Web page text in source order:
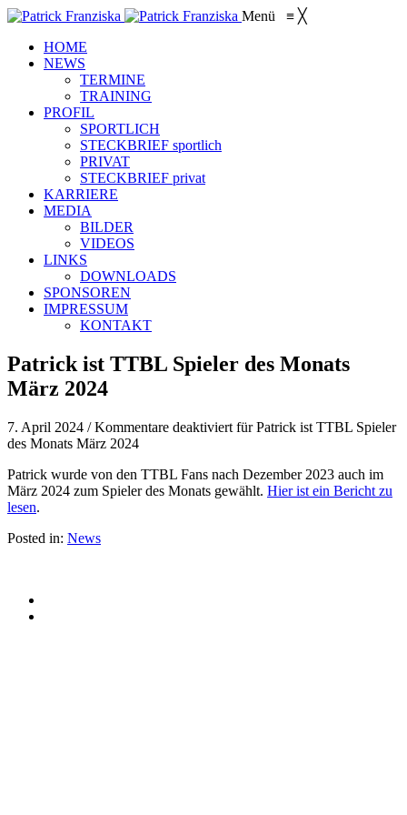
Menü ≡ ╳
HOME
NEWS
TERMINE
TRAINING
PROFIL
SPORTLICH
STECKBRIEF sportlich
PRIVAT
STECKBRIEF privat
KARRIERE
MEDIA
BILDER
VIDEOS
LINKS
DOWNLOADS
SPONSOREN
IMPRESSUM
KONTAKT
Patrick ist TTBL Spieler des Monats
März 2024
7. April 2024 /Kommentare deaktiviert für Patrick ist TTBL Spieler
des Monats März 2024
Patrick wurde von den TTBL Fans nach Dezember 2023 auch im
März 2024 zum Spieler des Monats gewählt. Hier ist ein Bericht zu
lesen.
Posted in: News